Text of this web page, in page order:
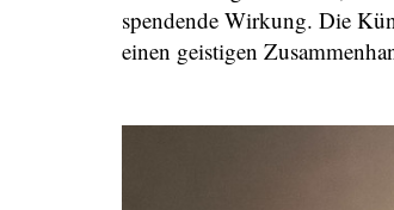
spendende Wirkung. Die
einen geistigen